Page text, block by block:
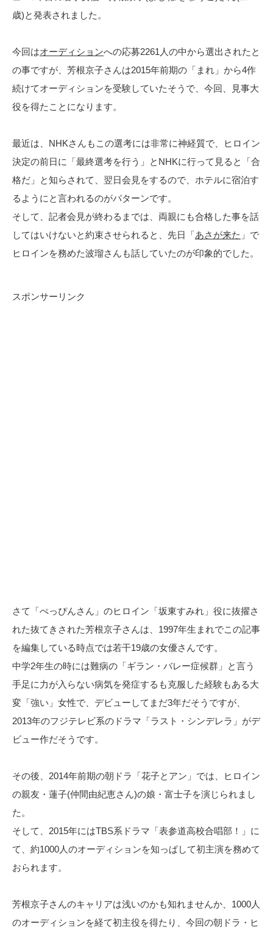
歳)と発表されました。
今回はオーディションへの応募2261人の中から選出されたと
の事ですが、芳根京子さんは2015年前期の「まれ」から4作
続けてオーディションを受験していたそうで、今回、見事大
役を得たことになります。
最近は、NHKさんもこの選考には非常に神経質で、ヒロイン
決定の前日に「最終選考を行う」とNHKに行って見ると「合
格だ」と知らされて、翌日会見をするので、ホテルに宿泊す
るようにと言われるのがパターンです。
そして、記者会見が終わるまでは、両親にも合格した事を話
してはいけないと約束させられると、先日「あさが来た 」で
ヒロインを務めた波瑠さんも話していたのが印象的でした。
スポンサーリンク
さて「ぺっぴんさん」のヒロイン「坂東すみれ」役に抜擢さ
れた抜てきされた芳根京子さんは、1997年生まれでこの記事
を編集している時点では若干19歳の女優さんです。
中学2年生の時には難病の「ギラン・バレー症候群」と言う
手足に力が入らない病気を発症するも克服した経験もある大
変「強い」女性で、デビューしてまだ3年だそうですが、
2013年のフジテレビ系のドラマ「ラスト・シンデレラ」がデ
ビュー作だそうです。
その後、2014年前期の朝ドラ「花子とアン」では、ヒロイン
の親友・蓮子(仲間由紀恵さん)の娘・富士子を演じられまし
た。
そして、2015年にはTBS系ドラマ「表参道高校合唱部！」に
て、約1000人のオーディションを知っぱして初主演を務めて
おられます。
芳根京子さんのキャリアは浅いのかも知れませんか、1000人
のオーディションを経て初主役を得たり、今回の朝ドラ・ヒ